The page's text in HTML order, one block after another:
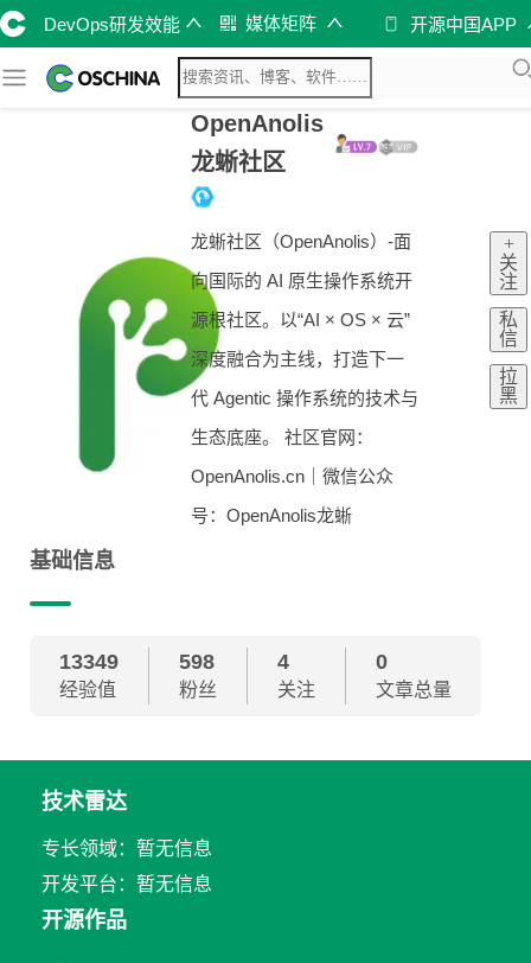
DevOps研发效能 媒体矩阵 开源中国APP
OpenAnolis
龙蜥社区
龙蜥社区（OpenAnolis）-面
向国际的 AI 原生操作系统开
源根社区。以“AI × OS × 云”
深度融合为主线，打造下一
代 Agentic 操作系统的技术与
生态底座。 社区官网：
OpenAnolis.cn｜微信公众
号：OpenAnolis龙蜥
+
关
注
私
信
拉
黑
基础信息
13349
经验值
598
粉丝
4
关注
0
文章总量
技术雷达
专长领域：暂无信息
开发平台：暂无信息
开源作品